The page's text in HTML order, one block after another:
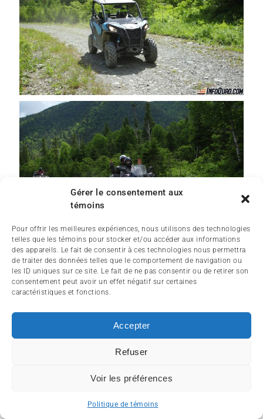
Gérer le consentement aux
témoins
Pour offrir les meilleures expériences, nous utilisons des technologies
telles que les témoins pour stocker et/ou accéder aux informations
des appareils. Le fait de consentir à ces technologies nous permettra
de traiter des données telles que le comportement de navigation ou
les ID uniques sur ce site. Le fait de ne pas consentir ou de retirer son
consentement peut avoir un effet négatif sur certaines
caractéristiques et fonctions.
Accepter
Refuser
Voir les préférences
Politique de témoins